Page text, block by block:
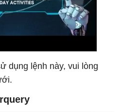
dụng lệnh này, vui lòng